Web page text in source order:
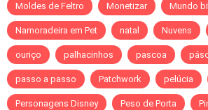
Moldes de Feltro Monetizar Mundo
Namoradeira em Pet natal Nuvens
ouriço palhacinhos pascoa
passo a passo Patchwork pelúcia
Personagens Disney Peso de Porta